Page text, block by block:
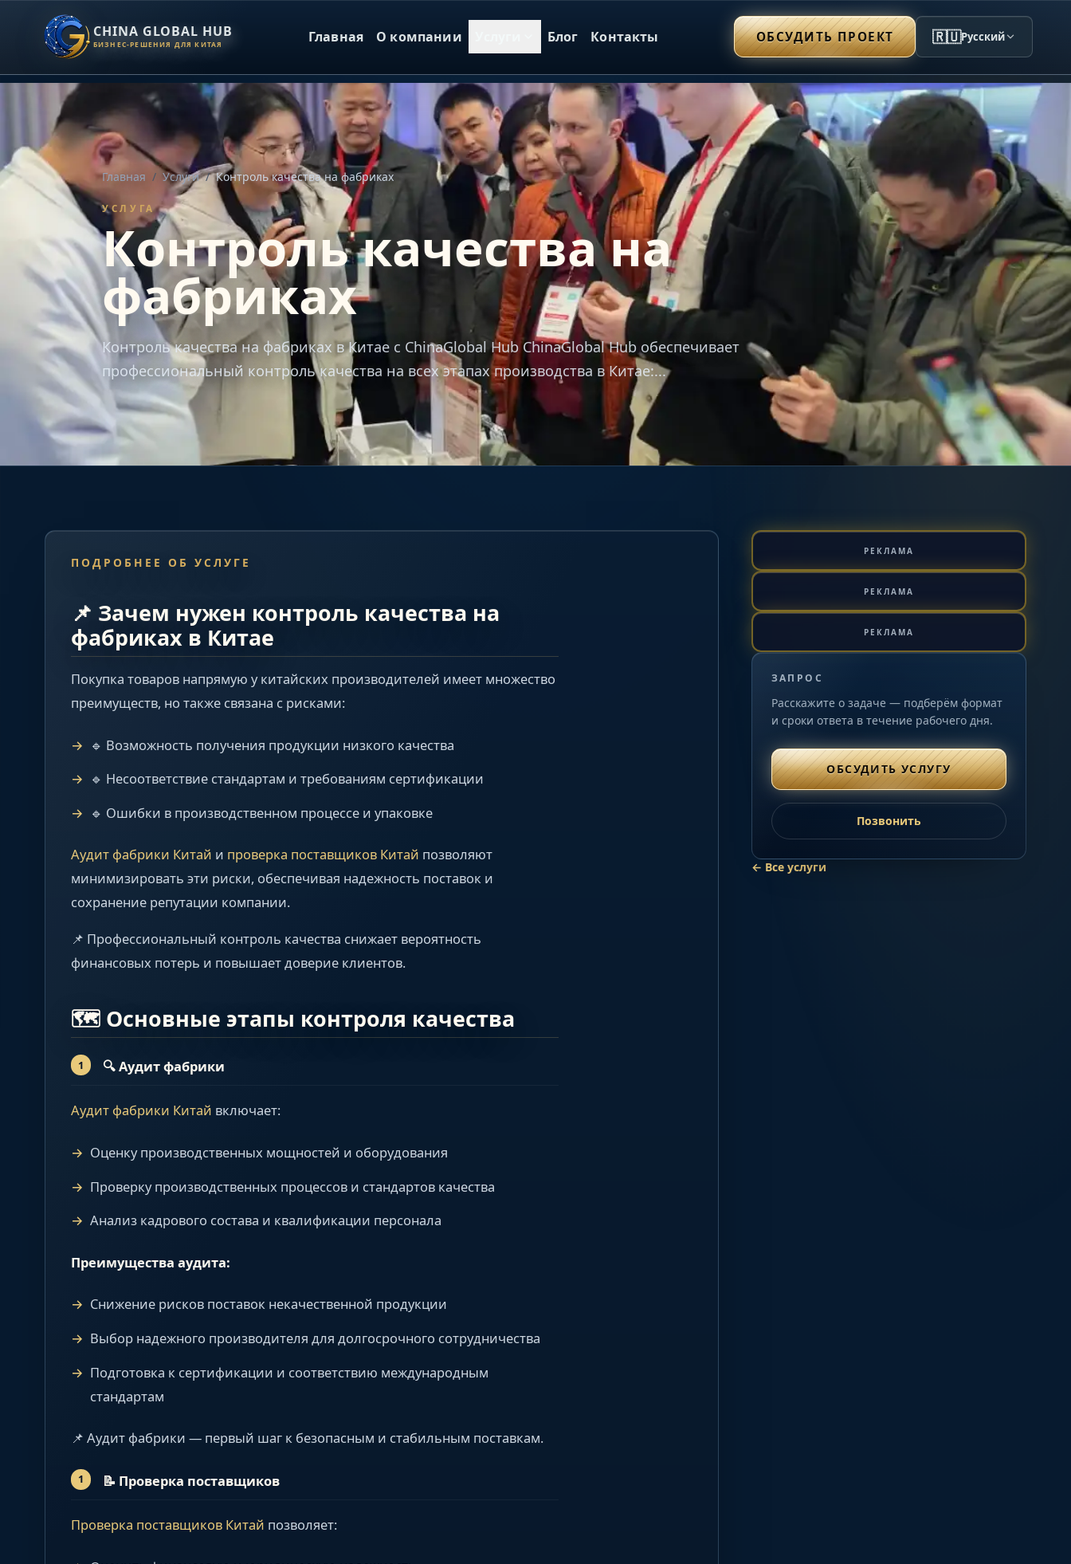
CHINA GLOBAL HUB
БИЗНЕС-РЕШЕНИЯ ДЛЯ КИТАЯ Главная О компании Блог Контакты ОБСУДИТЬ ПРОЕКТ 🇷🇺Русский
Главная / Услуги / Контроль качества на фабриках
УСЛУГА
Контроль качества на
фабриках
Контроль качества на фабриках в Китае с ChinaGlobal Hub ChinaGlobal Hub обеспечивает
профессиональный контроль качества на всех этапах производства в Китае:...
ПОДРОБНЕЕ ОБ УСЛУГЕ
📌 Зачем нужен контроль качества на
фабриках в Китае
Покупка товаров напрямую у китайских производителей имеет множество
преимуществ, но также связана с рисками:
🔹 Возможность получения продукции низкого качества
🔹 Несоответствие стандартам и требованиям сертификации
🔹 Ошибки в производственном процессе и упаковке
Аудит фабрики Китай и проверка поставщиков Китай позволяют
минимизировать эти риски, обеспечивая надежность поставок и
сохранение репутации компании.
📌 Профессиональный контроль качества снижает вероятность
финансовых потерь и повышает доверие клиентов.
🗺️ Основные этапы контроля качества
🔍Аудит фабрики
Аудит фабрики Китай включает:
Оценку производственных мощностей и оборудования
Проверку производственных процессов и стандартов качества
Анализ кадрового состава и квалификации персонала
Преимущества аудита:
Снижение рисков поставок некачественной продукции
Выбор надежного производителя для долгосрочного сотрудничества
Подготовка к сертификации и соответствию международным
стандартам
📌 Аудит фабрики — первый шаг к безопасным и стабильным поставкам.
📝 Проверка поставщиков
Проверка поставщиков Китай позволяет:
РЕКЛАМА
РЕКЛАМА
РЕКЛАМА
ЗАПРОС
Расскажите о задаче — подберём формат
и сроки ответа в течение рабочего дня.
ОБСУДИТЬ УСЛУГУ
Позвонить
← Все услуги